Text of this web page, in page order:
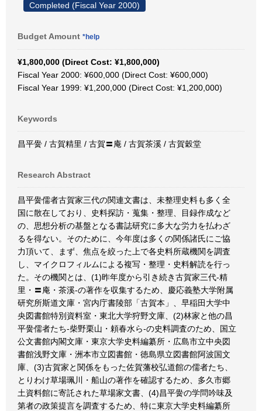
Completed (Fiscal Year 2000)
Budget Amount *help
¥1,800,000 (Direct Cost: ¥1,800,000)
Fiscal Year 2000: ¥600,000 (Direct Cost: ¥600,000)
Fiscal Year 1999: ¥1,200,000 (Direct Cost: ¥1,200,000)
Keywords
昌平黌 / 古賀精里 / 古賀〓庵 / 古賀茶溪 / 古賀穀堂
Research Abstract
昌平黌儒者古賀家三代の関連文書は、未整理史料も多く全
国に散在しており、史料探訪・蒐集・整理、目録作成など
の、思想分析の基盤となる書誌研究に多大な労力を払わざ
るを得ない。そのために、今年度は多くの関係諸氏にご協
力頂いて、まず、焦点を絞った上で各史料所蔵機関を調査
し、マイクロフィルムによる複写・整理・史料解読を行っ
た。その機関とは、(1)昨年度から引き続き古賀家三代-精
里・〓庵・茶溪-の著作を収集するため、慶応義塾大学附属
研究所斯道文庫・宮内庁書陵部「古賀本」、早稲田大学中
央図書館特別資料室・東北大学狩野文庫、(2)林家と他の昌
平黌儒者たち-柴野栗山・頼春水ら-の史料調査のため、国立
公文書館内閣文庫・東京大学史料編纂所・広島市立中央図
書館浅野文庫・洲本市立図書館・徳島県立図書館阿波国文
庫、(3)古賀家と関係をもった佐賀藩校弘道館の儒者たち、
とりわけ草場珮川・船山の著作を確認するため、多久市郷
土資料館に寄託された草場家文書、(4)昌平黌の学問吟味及
第者の政策提言を調査するため、特に東京大学史料編纂所